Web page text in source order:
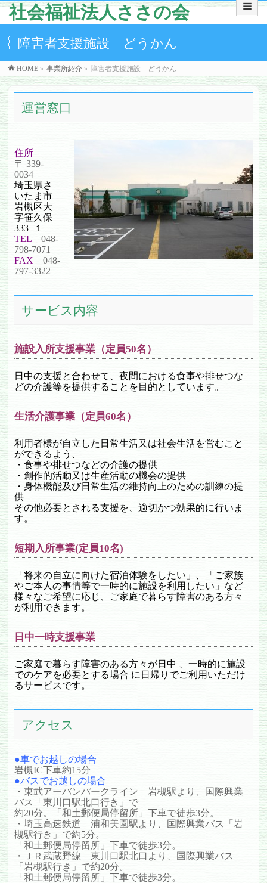
社会福祉法人ささの会
障害者支援施設 どうかん
HOME » 事業所紹介 » 障害者支援施設 どうかん
運営窓口
住所
〒 339-
0034
埼玉県さ
いたま市
岩槻区大
字笹久保
333−１
TEL 048-
798-7071
FAX 048-
797-3322
サービス内容
施設入所支援事業（定員50名）
日中の支援と合わせて、夜間における食事や排せつな
どの介護等を提供することを目的としています。
生活介護事業（定員60名）
利用者様が自立した日常生活又は社会生活を営むこと
ができるよう、
・食事や排せつなどの介護の提供
・創作的活動又は生産活動の機会の提供
・身体機能及び日常生活の維持向上のための訓練の提
供
その他必要とされる支援を、適切かつ効果的に行いま
す。
短期入所事業(定員10名)
「将来の自立に向けた宿泊体験をしたい」、「ご家族
やご本人の事情等で一時的に施設を利用したい」など
様々なご希望に応じ、ご家庭で暮らす障害のある方々
が利用できます。
日中一時支援事業
ご家庭で暮らす障害のある方々が日中 、一時的に施設
でのケアを必要とする場合 に日帰りでご利用いただけ
るサービスです。
アクセス
●車でお越しの場合
岩槻IC下車約15分
●バスでお越しの場合
・東武アーバンパークライン 岩槻駅より、国際興業
バス「東川口駅北口行き」で
約20分。「和土郵便局停留所」下車で徒歩3分。
・埼玉高速鉄道 浦和美園駅より、国際興業バス「岩
槻駅行き」で約5分。
「和土郵便局停留所」下車で徒歩3分。
・ＪＲ武蔵野線 東川口駅北口より、国際興業バス
「岩槻駅行き」で約20分。
「和土郵便局停留所」下車で徒歩3分。